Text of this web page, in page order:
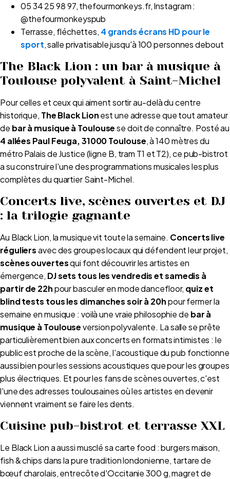
05 34 25 98 97, thefourmonkeys.fr, Instagram :
@thefourmonkeyspub
Terrasse, fléchettes, 4 grands écrans HD pour le
sport, salle privatisable jusqu'à 100 personnes debout
The Black Lion : un bar à musique à
Toulouse polyvalent à Saint-Michel
Pour celles et ceux qui aiment sortir au-delà du centre
historique, The Black Lionest une adresse que tout amateur
de bar à musique à Toulousese doit de connaître. Posté au
4 allées Paul Feuga, 31000 Toulouse, à 140 mètres du
métro Palais de Justice (ligne B, tram T1 et T2), ce pub-bistrot
a su construire l'une des programmations musicales les plus
complètes du quartier Saint-Michel.
Concerts live, scènes ouvertes et DJ
: la trilogie gagnante
Au Black Lion, la musique vit toute la semaine. Concerts live
réguliersavec des groupes locaux qui défendent leur projet,
scènes ouvertesqui font découvrir les artistes en
émergence, DJ sets tous les vendredis et samedis à
partir de 22hpour basculer en mode dancefloor, quiz et
blind tests tous les dimanches soir à 20hpour fermer la
semaine en musique : voilà une vraie philosophie de bar à
musique à Toulouseversion polyvalente. La salle se prête
particulièrement bien aux concerts en formats intimistes : le
public est proche de la scène, l'acoustique du pub fonctionne
aussi bien pour les sessions acoustiques que pour les groupes
plus électriques. Et pour les fans de scènes ouvertes, c'est
l'une des adresses toulousaines où les artistes en devenir
viennent vraiment se faire les dents.
Cuisine pub-bistrot et terrasse XXL
Le Black Lion a aussi musclé sa carte food : burgers maison,
fish & chips dans la pure tradition londonienne, tartare de
bœuf charolais, entrecôte d'Occitanie 300 g, magret de